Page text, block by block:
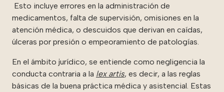
Esto incluye errores en la administración de
medicamentos, falta de supervisión, omisiones en la
atención médica, o descuidos que derivan en caídas,
úlceras por presión o empeoramiento de patologías.
En el ámbito jurídico, se entiende como negligencia la
conducta contraria a la lex artis, es decir, a las reglas
básicas de la buena práctica médica y asistencial. Estas